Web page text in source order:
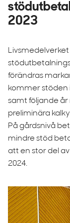
2023
förändras
kommer stöden
samt följande år
preliminära
På gårdsnivå
mindre stöd
att en stor del
2024.